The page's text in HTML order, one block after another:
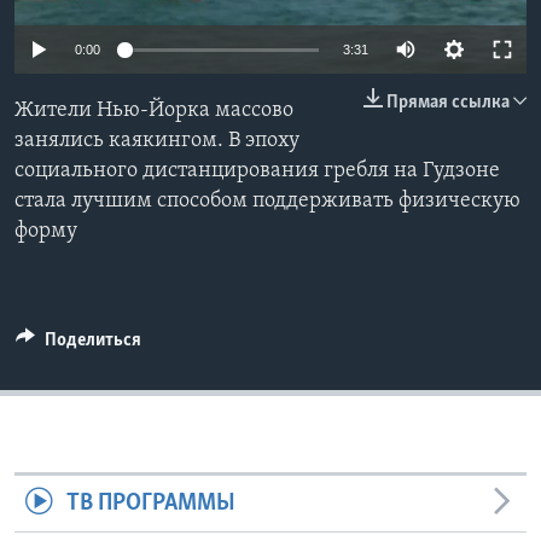
Learning English
СОЦИАЛЬНЫЕ СЕТИ
Языки
0:00 3:31
Прямая ссылка
Жители Нью-Йорка массово
занялись каякингом. В эпоху
социального дистанцирования гребля на Гудзоне
стала лучшим способом поддерживать физическую
форму
Поделиться
ТВ ПРОГРАММЫ